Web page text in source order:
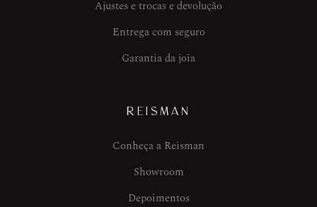
Ajustes e trocas e devolução
Entrega com seguro
Garantia da joia
REISMAN
Conheça a Reisman
Showroom
Depoimentos